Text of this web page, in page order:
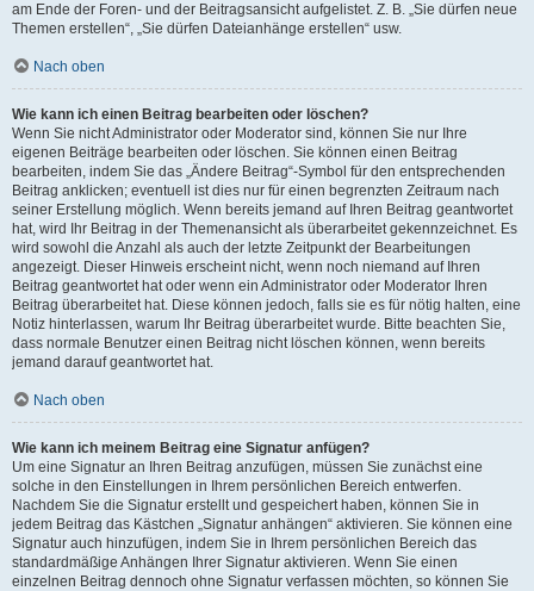
am Ende der Foren- und der Beitragsansicht aufgelistet. Z. B. „Sie dürfen neue
Themen erstellen“, „Sie dürfen Dateianhänge erstellen“ usw.
Nach oben
Wie kann ich einen Beitrag bearbeiten oder löschen?
Wenn Sie nicht Administrator oder Moderator sind, können Sie nur Ihre
eigenen Beiträge bearbeiten oder löschen. Sie können einen Beitrag
bearbeiten, indem Sie das „Ändere Beitrag“-Symbol für den entsprechenden
Beitrag anklicken; eventuell ist dies nur für einen begrenzten Zeitraum nach
seiner Erstellung möglich. Wenn bereits jemand auf Ihren Beitrag geantwortet
hat, wird Ihr Beitrag in der Themenansicht als überarbeitet gekennzeichnet. Es
wird sowohl die Anzahl als auch der letzte Zeitpunkt der Bearbeitungen
angezeigt. Dieser Hinweis erscheint nicht, wenn noch niemand auf Ihren
Beitrag geantwortet hat oder wenn ein Administrator oder Moderator Ihren
Beitrag überarbeitet hat. Diese können jedoch, falls sie es für nötig halten, eine
Notiz hinterlassen, warum Ihr Beitrag überarbeitet wurde. Bitte beachten Sie,
dass normale Benutzer einen Beitrag nicht löschen können, wenn bereits
jemand darauf geantwortet hat.
Nach oben
Wie kann ich meinem Beitrag eine Signatur anfügen?
Um eine Signatur an Ihren Beitrag anzufügen, müssen Sie zunächst eine
solche in den Einstellungen in Ihrem persönlichen Bereich entwerfen.
Nachdem Sie die Signatur erstellt und gespeichert haben, können Sie in
jedem Beitrag das Kästchen „Signatur anhängen“ aktivieren. Sie können eine
Signatur auch hinzufügen, indem Sie in Ihrem persönlichen Bereich das
standardmäßige Anhängen Ihrer Signatur aktivieren. Wenn Sie einen
einzelnen Beitrag dennoch ohne Signatur verfassen möchten, so können Sie